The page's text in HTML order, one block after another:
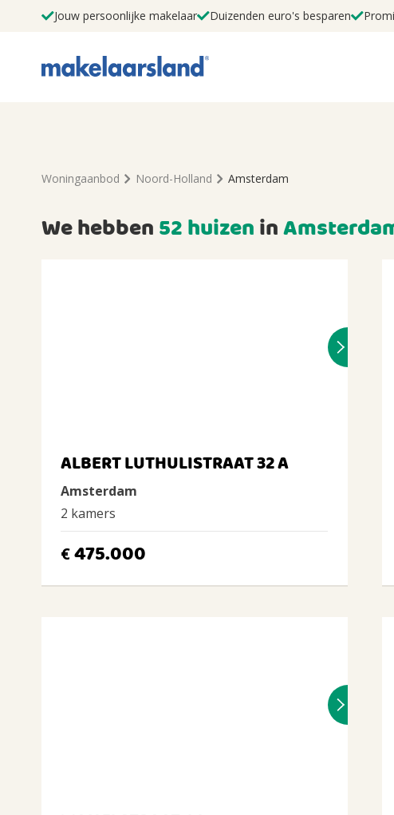
Jouw persoonlijke makelaar Duizenden euro's besparen
Woningaanbod Noord-Holland Amsterdam
We hebben52 huizenin
ALBERT LUTHULISTRAAT 32 A
Amsterdam
2 kamers
€475.000